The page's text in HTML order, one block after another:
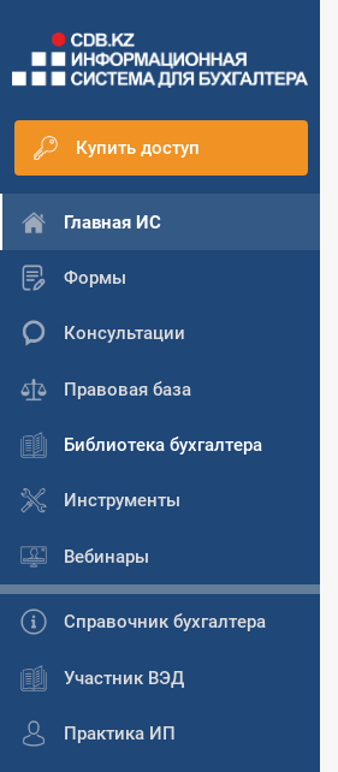
Купить доступ
Главная ИС
Формы
Консультации
Правовая база
Библиотека бухгалтера
Инструменты
Вебинары
Справочник бухгалтера
Участник ВЭД
Практика ИП